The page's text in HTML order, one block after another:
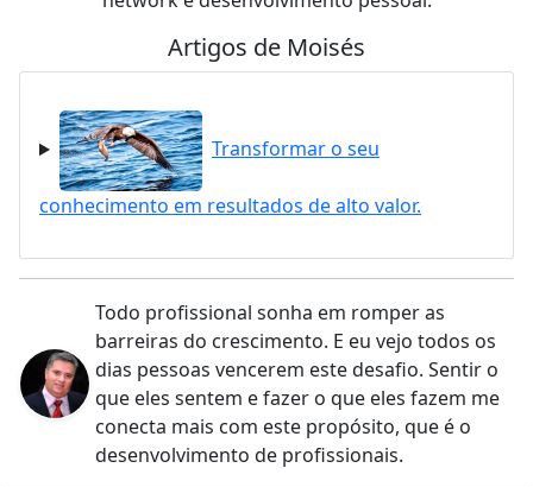
Artigos de Moisés
Transformar o seu
conhecimento em resultados de alto valor.
Todo profissional sonha em romper as
barreiras do crescimento. E eu vejo todos os
dias pessoas vencerem este desafio. Sentir o
que eles sentem e fazer o que eles fazem me
conecta mais com este propósito, que é o
desenvolvimento de profissionais.